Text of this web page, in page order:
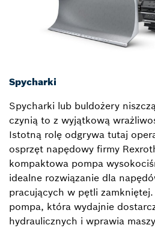
Spycharki
Spycharki lub buldożery
czynią to z wyjątkową
Istotną rolę odgrywa tutaj
osprzęt napędowy firmy
kompaktowa pompa
idealne rozwiązanie dla
pracujących w pętli
pompa, która wydajnie
hydraulicznych i wprawia